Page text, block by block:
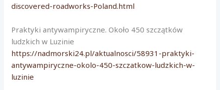
discovered-roadworks-Poland.html
Praktyki antywampiryczne. Około 450 szczątków
ludzkich w Luzinie
https://nadmorski24.pl/aktualnosci/58931-praktyki-
antywampiryczne-okolo-450-szczatkow-ludzkich-w-
luzinie